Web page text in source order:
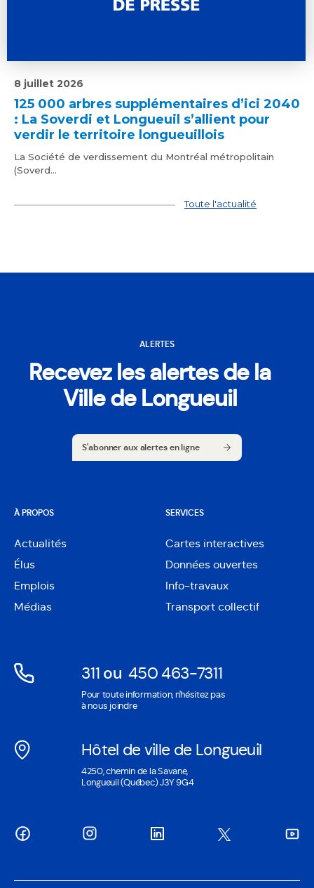
125 000 arbres supplémentaires d’ici 2040
: La Soverdi et Longueuil s’allient pour
verdir le territoire longueuillois
8 juillet 2026
La Société de verdissement du Montréal métropolitain
(Soverd...
Toute l'actualité
ALERTES
Recevez les alertes de la
Ville de Longueuil
S'abonner aux alertes en ligne
À PROPOS
Actualités
Élus
Emplois
Médias
SERVICES
Cartes interactives
Ouvre
dans
une
nouvelle
Données ouvertes
Ouvre
dans
une
Info-travaux
Transport collectif
311Ouvre
dans
fenêtre
ou 450 463-7311
Ouvre
dans
fenêtre
Pour toute information, n'hésitez pas
à nous joindre
Hôtel de ville de Longueuil
Ouvre
dans
4250, chemin de la Savane,
Longueuil (Québec) J3Y 9G4